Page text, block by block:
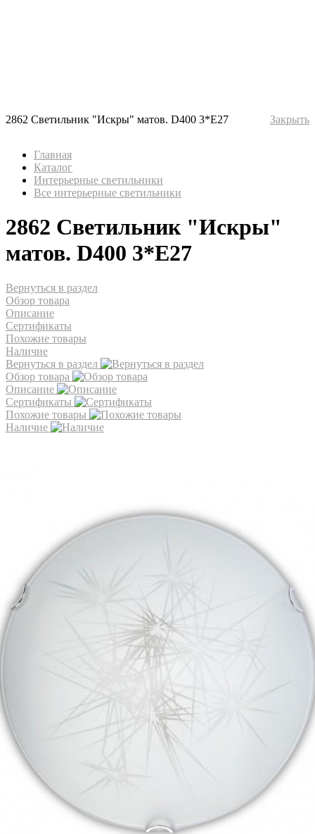
2862 Светильник "Искры" матов. D400 3*Е27 Закрыть
Главная
Каталог
Интерьерные светильники
Все интерьерные светильники
2862 Светильник "Искры"
матов. D400 3*Е27
Вернуться в раздел
Обзор товара
Описание
Сертификаты
Похожие товары
Наличие
Вернуться в раздел
Обзор товара
Описание
Сертификаты
Похожие товары
Наличие